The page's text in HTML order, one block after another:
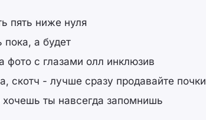
пять ниже нуля
а будет
фото с глазами олл инклюзив
скотч - лучше сразу продавайте почки
ты навсегда запомнишь